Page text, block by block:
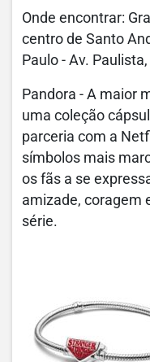
Onde encontrar:
centro de Santo
Paulo - Av.
Pandora - A maior
uma coleção
parceria com a
símbolos mais
os fãs a se
amizade, coragem
série.